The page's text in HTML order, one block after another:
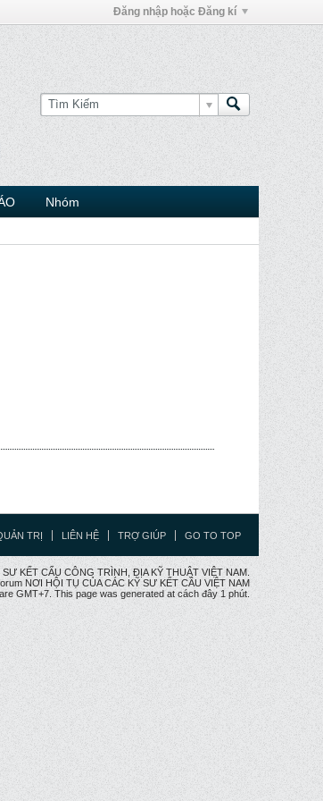
Đăng nhập hoặc Đăng kí
Nhóm
TRỊ LIÊN HỆ TRỢ GIÚP GO TO TOP
KẾT CẤU CÔNG TRÌNH, ĐỊA KỸ THUẬT VIỆT NAM.
NƠI HỘI TỤ CỦA CÁC KỸ SƯ KẾT CÂU VIỆT NAM
GMT+7. This page was generated at cách đây 1 phút.